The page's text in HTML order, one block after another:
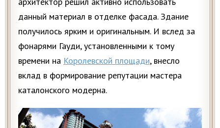
данный материал в отделке фасада. Здание
получилось ярким и оригинальным. И вслед за
фонарями Гауди, установленными к тому
времени на Королевской площади, внесло
вклад в формирование репутации мастера
каталонского модерна.